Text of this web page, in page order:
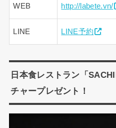
WEB http://labete.vn/
LINE LINE予約
日本食レストラン「
チャープレゼント！